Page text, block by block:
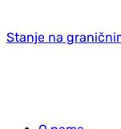
Stanje na